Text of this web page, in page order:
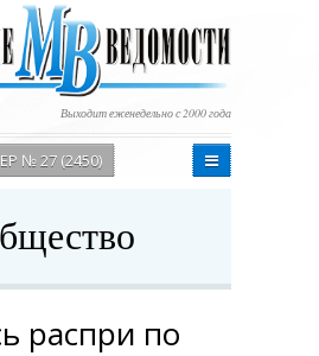
Выходит еженедельно с 2000 года
№ 27 (2450)
распри по